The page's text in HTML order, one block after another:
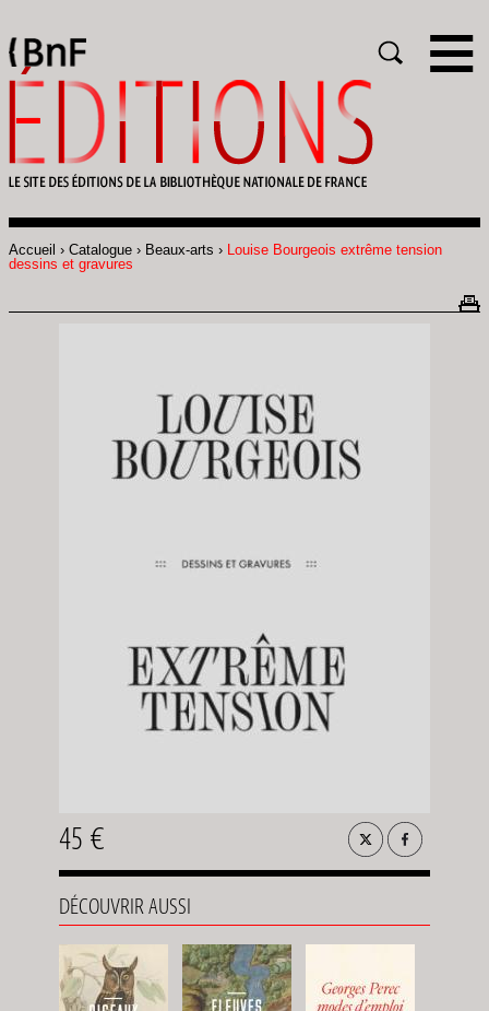
Fil
Accueil Catalogue Beaux-arts
Louise Bourgeois extrême tension
dessins et gravures
45 €
DÉCOUVRIR AUSSI